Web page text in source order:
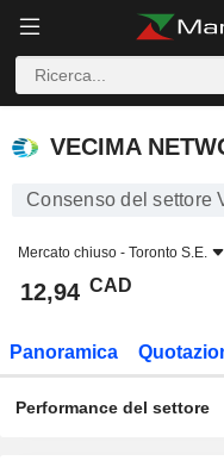
VECIMA NETWORKS
VECIMA
Consenso del settore
Mercato chiuso - Toronto S.E.
12,94 CAD
Panoramica
Performance del settore